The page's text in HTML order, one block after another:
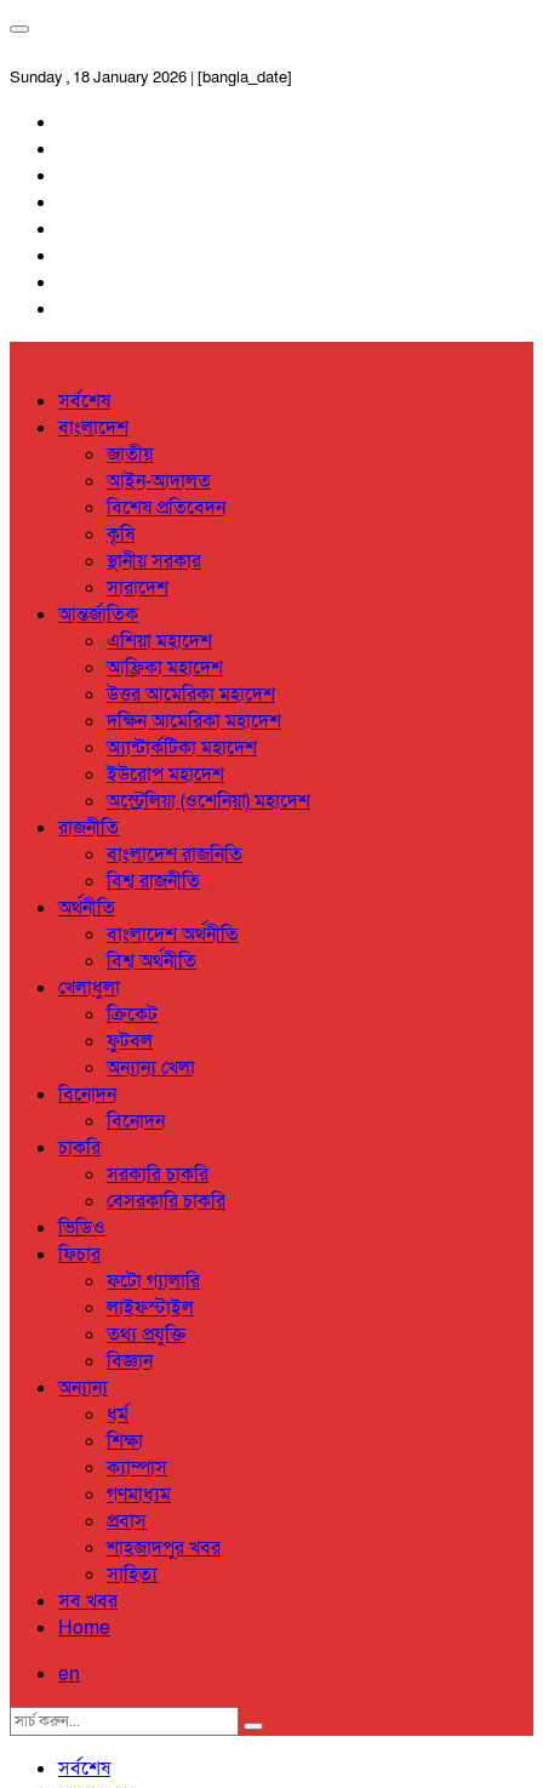
Sunday , 18 January 2026 | [bangla_date]
সর্বশেষ
বাংলাদেশ
জাতীয়
আইন-আদালত
বিশেষ প্রতিবেদন
কৃষি
স্থানীয় সরকার
সারাদেশ
আন্তর্জাতিক
এশিয়া মহাদেশ
আফ্রিকা মহাদেশ
উত্তর আমেরিকা মহাদেশ
দক্ষিন আমেরিকা মহাদেশ
অ্যান্টার্কটিকা মহাদেশ
ইউরোপ মহাদেশ
অস্ট্রেলিয়া (ওশেনিয়া) মহাদেশ
রাজনীতি
বাংলাদেশ রাজনিতি
বিশ্ব রাজনীতি
অর্থনীতি
বাংলাদেশ অর্থনীতি
বিশ্ব অর্থনীতি
খেলাধুলা
ক্রিকেট
ফুটবল
অন্যান্য খেলা
বিনোদন
বিনোদন
চাকরি
সরকারি চাকরি
বেসরকারি চাকরি
ভিডিও
ফিচার
ফটো গ্যালারি
লাইফস্টাইল
তথ্য প্রযুক্তি
বিজ্ঞান
অন্যান্য
ধর্ম
শিক্ষা
ক্যাম্পাস
গণমাধ্যম
প্রবাস
শাহজাদপুর খবর
সাহিত্য
সব খবর
Home
en
সর্বশেষ